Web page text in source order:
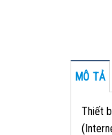
MÔ TẢ
Thiết